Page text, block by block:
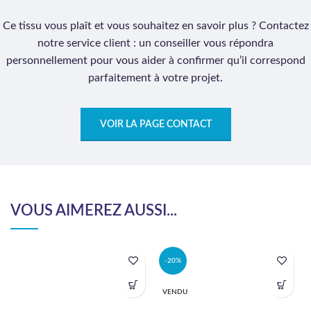
Ce tissu vous plaît et vous souhaitez en savoir plus ? Contactez
notre service client : un conseiller vous répondra
personnellement pour vous aider à confirmer qu’il correspond
parfaitement à votre projet.
VOIR LA PAGE CONTACT
VOUS AIMEREZ AUSSI...
-20%
VENDU